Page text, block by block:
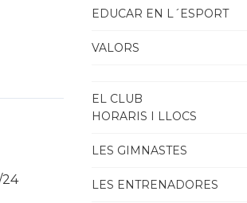
24
EDUCAR EN L´ESPORT
VALORS
EL CLUB
HORARIS I LLOCS
LES GIMNASTES
LES ENTRENADORES